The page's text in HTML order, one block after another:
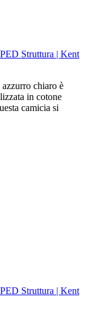
Struttura | Kent
chiaro è
in cotone
camicia si
Struttura | Kent